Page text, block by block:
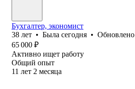
Бухгалтер, экономист
38 лет • Была сегодня • Обновлено
65 000 ₽
Активно ищет работу
Общий опыт
11 лет 2 месяца